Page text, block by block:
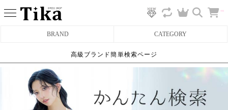
BRAND CATEGORY
タイトミニドレス
フレアミニドレス
高級ブランド簡単検索ページ